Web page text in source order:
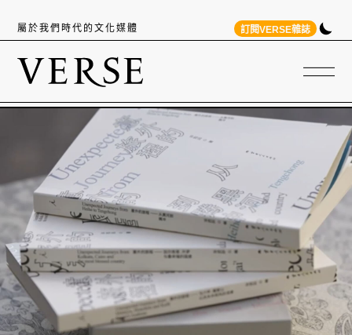
屬於我們時代的文化媒體 訂閱VERSE雜誌